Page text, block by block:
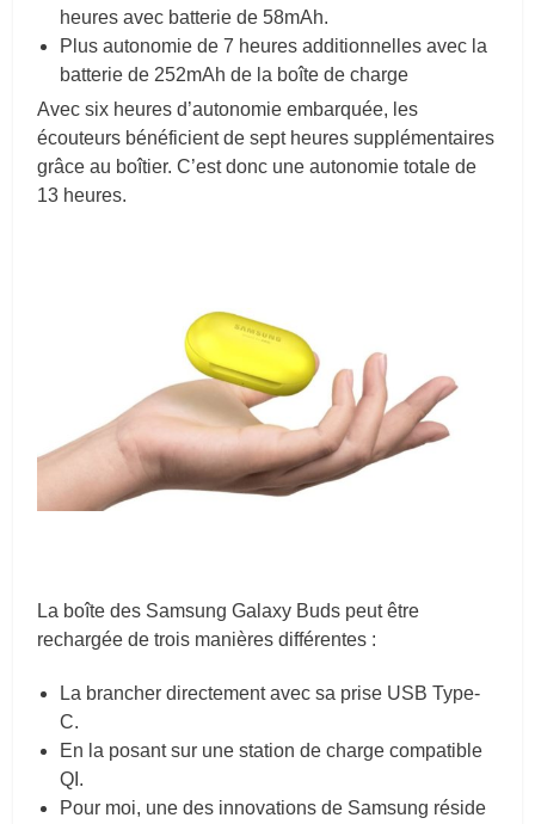
heures avec batterie de 58mAh.
Plus autonomie de 7 heures additionnelles avec la
batterie de 252mAh de la boîte de charge
Avec six heures d’autonomie embarquée, les
écouteurs bénéficient de sept heures supplémentaires
grâce au boîtier. C’est donc une autonomie totale de
13 heures.
La boîte des Samsung Galaxy Buds peut être
rechargée de trois manières différentes :
La brancher directement avec sa prise USB Type-
C.
En la posant sur une station de charge compatible
QI.
Pour moi, une des innovations de Samsung réside